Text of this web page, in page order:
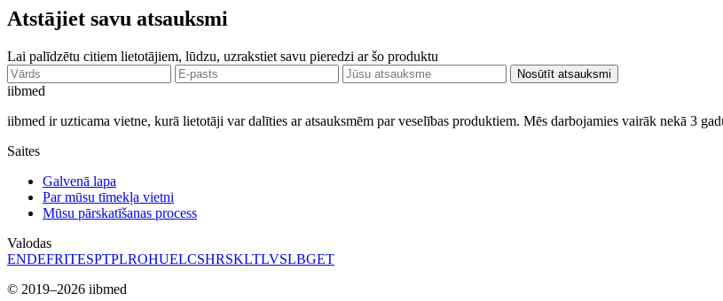
Atstājiet savu atsauksmi
Lai palīdzētu citiem lietotājiem, lūdzu, uzrakstiet savu pieredzi ar šo produktu
Nosūtīt atsauksmi
iibmed
iibmed ir uzticama vietne, kurā lietotāji var dalīties ar atsauksmēm par veselības produktiem. Mēs darbojamies vairāk nekā 3
Saites
Galvenā lapa
Par mūsu tīmekļa vietni
Mūsu pārskatīšanas process
Valodas
ENDEFRITESPTPLROHUELCSHRSKLTLVSLBGET
© 2019–2026 iibmed